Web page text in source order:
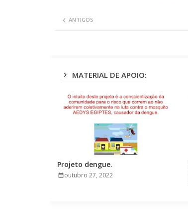
ANTIGOS
MATERIAL DE APOIO:
Projeto dengue.
outubro 27, 2022